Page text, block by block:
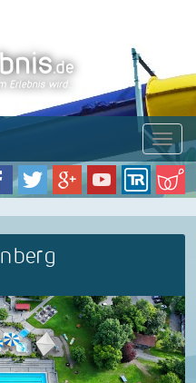
Menü